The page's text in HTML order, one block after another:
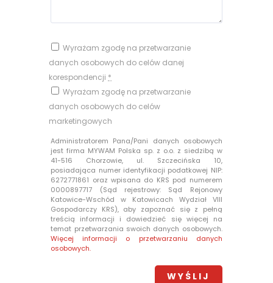
Wyrażam zgodę na przetwarzanie
danych osobowych do celów danej
korespondencji *
Wyrażam zgodę na przetwarzanie
danych osobowych do celów
marketingowych
Administratorem Pana/Pani danych osobowych
jest firma MYWAM Polska sp. z o.o. z siedzibą w
41-516 Chorzowie, ul. Szczecińska 10,
posiadająca numer identyfikacji podatkowej NIP:
6272771861 oraz wpisana do KRS pod numerem
0000897717 (Sąd rejestrowy: Sąd Rejonowy
Katowice-Wschód w Katowicach Wydział VIII
Gospodarczy KRS), aby zapoznać się z pełną
treścią informacji i dowiedzieć się więcej na
temat przetwarzania swoich danych osobowych.
Więcej informacji o przetwarzaniu danych
osobowych.